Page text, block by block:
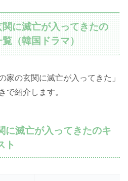
に滅亡が入ってきたの
（韓国ドラマ）
家の玄関に滅亡が入ってきた」
で紹介します。
に滅亡が入ってきたのキ
ト